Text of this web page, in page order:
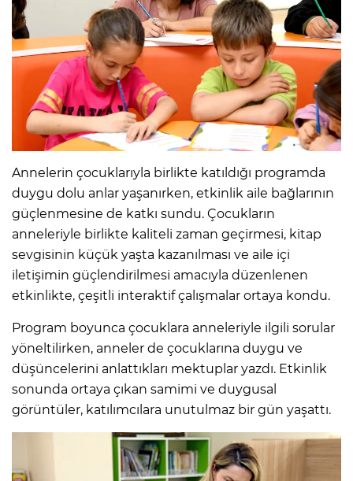
Annelerin çocuklarıyla birlikte katıldığı programda
duygu dolu anlar yaşanırken, etkinlik aile bağlarının
güçlenmesine de katkı sundu. Çocukların
anneleriyle birlikte kaliteli zaman geçirmesi, kitap
sevgisinin küçük yaşta kazanılması ve aile içi
iletişimin güçlendirilmesi amacıyla düzenlenen
etkinlikte, çeşitli interaktif çalışmalar ortaya kondu.
Program boyunca çocuklara anneleriyle ilgili sorular
yöneltilirken, anneler de çocuklarına duygu ve
düşüncelerini anlattıkları mektuplar yazdı. Etkinlik
sonunda ortaya çıkan samimi ve duygusal
görüntüler, katılımcılara unutulmaz bir gün yaşattı.